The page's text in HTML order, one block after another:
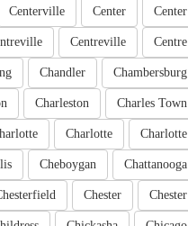
Center
Center
Centerville
Centre
Centreville
Chambersburg
Chandler
Charles Town
Charleston
Charlotte
Charlotte
Chattanooga
Cheboygan
Chester
Chester